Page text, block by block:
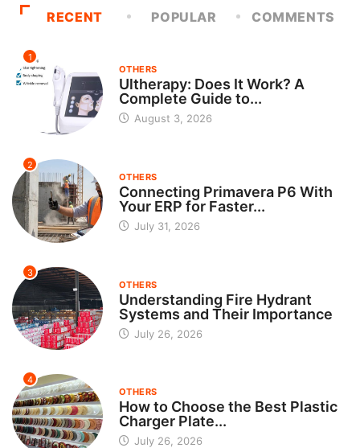
RECENT POPULAR COMMENTS
1
OTHERS
Ultherapy: Does It Work? A
Complete Guide to...
August 3, 2026
2
OTHERS
Connecting Primavera P6 With
Your ERP for Faster...
July 31, 2026
3
OTHERS
Understanding Fire Hydrant
Systems and Their Importance
July 26, 2026
4
OTHERS
How to Choose the Best Plastic
Charger Plate...
July 26, 2026